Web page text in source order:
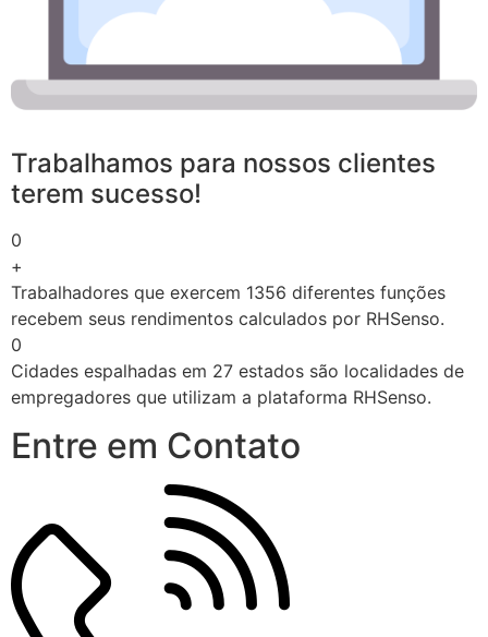
Trabalhamos para nossos clientes
terem sucesso!
0
+
Trabalhadores que exercem 1356 diferentes funções
recebem seus rendimentos calculados por RHSenso.
0
Cidades espalhadas em 27 estados são localidades de
empregadores que utilizam a plataforma RHSenso.
Entre em Contato